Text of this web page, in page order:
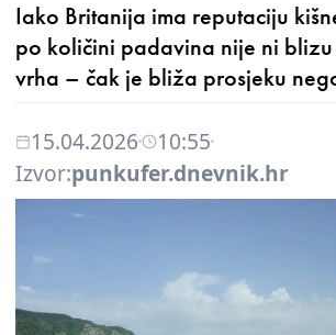
Iako Britanija ima reputaciju
po količini padavina nije ni
vrha – čak je bliža prosjeku
15.04.2026
10:55
Izvor:punkufer.dnevnik.hr